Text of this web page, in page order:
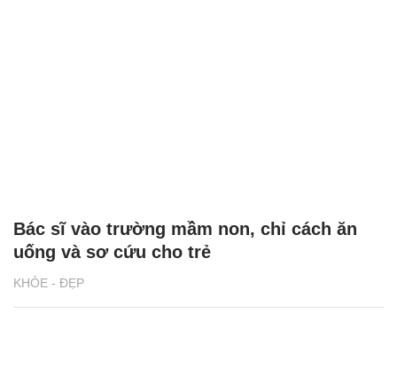
KHỎE - ĐẸP
Bác sĩ vào trường mầm non, chỉ cách ăn
uống và sơ cứu cho trẻ